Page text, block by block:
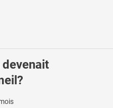
devenait